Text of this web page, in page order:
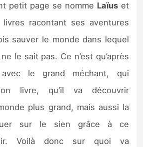
petit page se nomme Laïuset
racontant ses aventures
sauver le monde dans lequel
le sait pas. Ce n’est qu’après
le grand méchant, qui
livre, qu’il va découvrir
plus grand, mais aussi la
sur le sien grâce à ce
Voilà donc sur quoi va